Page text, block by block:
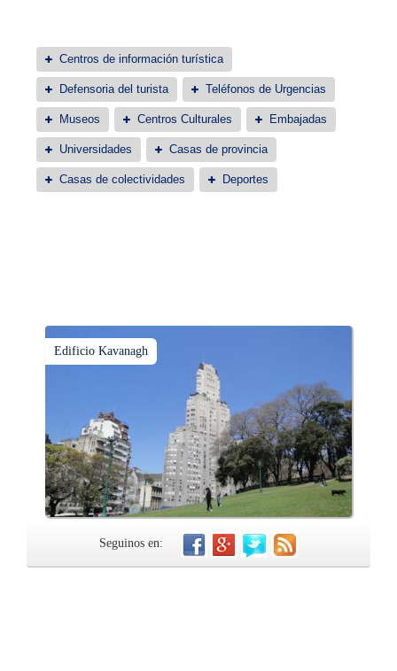
Centros de información turística
Defensoria del turista Teléfonos de Urgencias
Museos Centros Culturales Embajadas
Universidades Casas de provincia
Casas de colectividades Deportes
Edificio Kavanagh
Seguinos en: